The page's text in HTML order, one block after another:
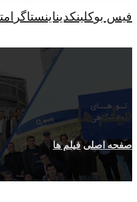
فیس بوکلینکدیناینستاگرام
فیلم ها
صفحه اصلی فیلم ها